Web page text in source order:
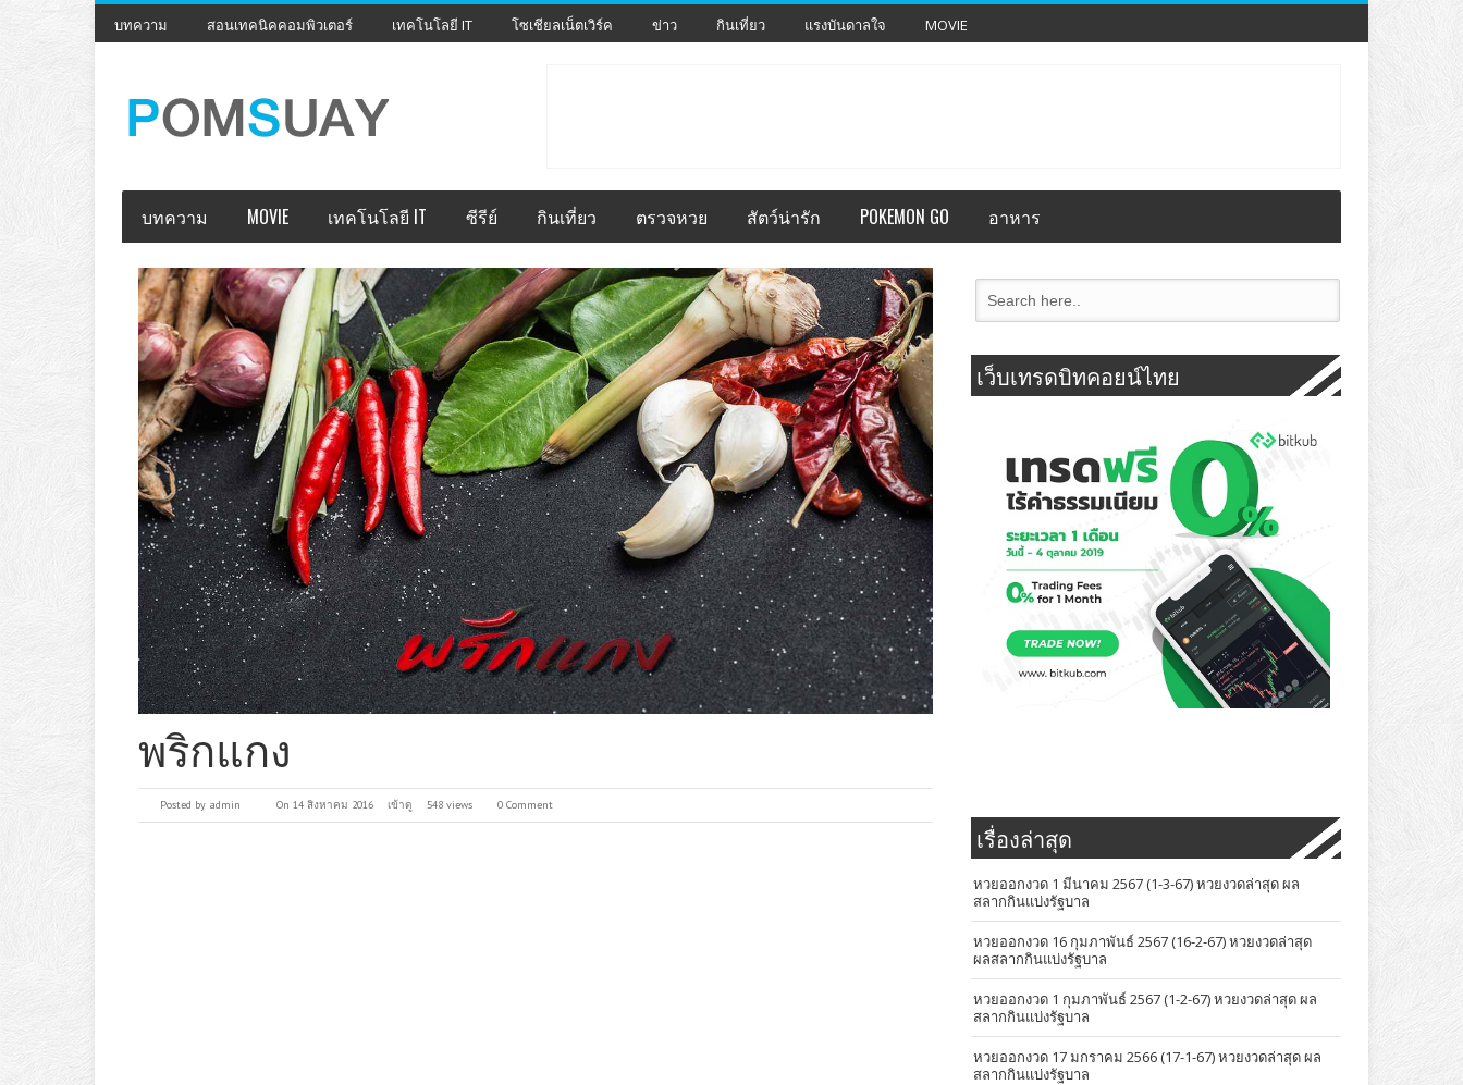
บทความ สอนเทคนิคคอมพิวเตอร์ เทคโนโลยี IT โซเชียลเน็ตเวิร์ค ข่าว กินเที่ยว แรงบันดาลใจ MOVIE
บทความ MOVIE เทคโนโลยี IT ซีรีย์ กินเที่ยว ตรวจหวย สัตว์น่ารัก POKEMON GO อาหาร
พริกแกง
Posted by admin On 14 สิงหาคม 2016 เข้าดู 548 views 0 Comment
เว็บเทรดบิทคอยน์ไทย
เรื่องล่าสุด
หวยออกงวด 1 มีนาคม 2567 (1-3-67) หวยงวดล่าสุด ผล
สลากกินแบ่งรัฐบาล
หวยออกงวด 16 กุมภาพันธ์ 2567 (16-2-67) หวยงวดล่าสุด
ผลสลากกินแบ่งรัฐบาล
หวยออกงวด 1 กุมภาพันธ์ 2567 (1-2-67) หวยงวดล่าสุด ผล
สลากกินแบ่งรัฐบาล
หวยออกงวด 17 มกราคม 2566 (17-1-67) หวยงวดล่าสุด ผล
สลากกินแบ่งรัฐบาล